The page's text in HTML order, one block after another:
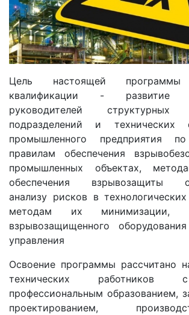
Цель настоящей программы
квалификации - развитие
руководителей структурных
подразделений и технических
промышленного предприятия
правилам обеспечения
промышленных объектах,
обеспечения взрывозащиты
анализу рисков в
методам их минимизации,
взрывозащищенного
управления
Освоение программы рассчитано
технических
профессиональным образованием,
проектированием,